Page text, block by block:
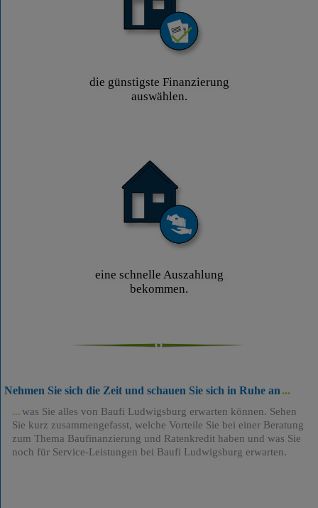
die günstigste Finanzierung
auswählen.
eine schnelle Auszahlung
bekommen.
Nehmen Sie sich die Zeit und schauen Sie sich in Ruhe an
was Sie alles von Baufi Ludwigsburg erwarten können. Sehen
Sie kurz zusammengefasst, welche Vorteile Sie bei einer Beratung
zum Thema Baufinanzierung und Ratenkredit haben und was Sie
noch für Service-Leistungen bei Baufi Ludwigsburg erwarten.